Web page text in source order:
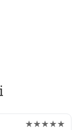
★★★★★